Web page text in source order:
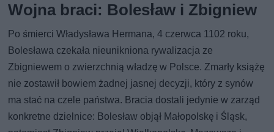
Wojna braci: Bolesław i Zbigniew
Po śmierci Władysława Hermana, 4 czerwca 1102 roku,
Bolesława czekała nieunikniona rywalizacja ze
Zbigniewem o zwierzchnią władzę w Polsce. Zmarły książę
nie zostawił bowiem żadnej jasnej decyzji, który z synów
ma stać na czele państwa. Bracia dostali jedynie w zarząd
konkretne dzielnice: Bolesław objął Małopolskę i Śląsk,